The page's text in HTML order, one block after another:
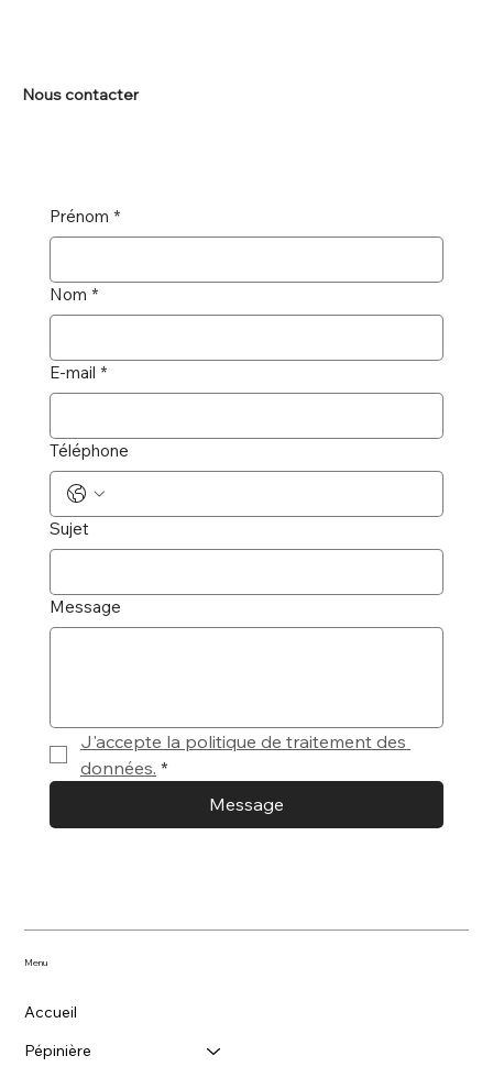
Nous contacter
Prénom *
Nom *
E-mail *
Téléphone
Sujet
Message
J'accepte la politique de traitement des
données. *
Message
Menu
Accueil
Pépinière